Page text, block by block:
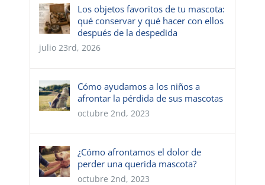
Los objetos favoritos de tu mascota:
qué conservar y qué hacer con ellos
después de la despedida
julio 23rd, 2026
Cómo ayudamos a los niños a
afrontar la pérdida de sus mascotas
octubre 2nd, 2023
¿Cómo afrontamos el dolor de
perder una querida mascota?
octubre 2nd, 2023